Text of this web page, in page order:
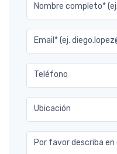
Nombre completo*
Email* (ej.
Teléfono
Ubicación
Por favor describa